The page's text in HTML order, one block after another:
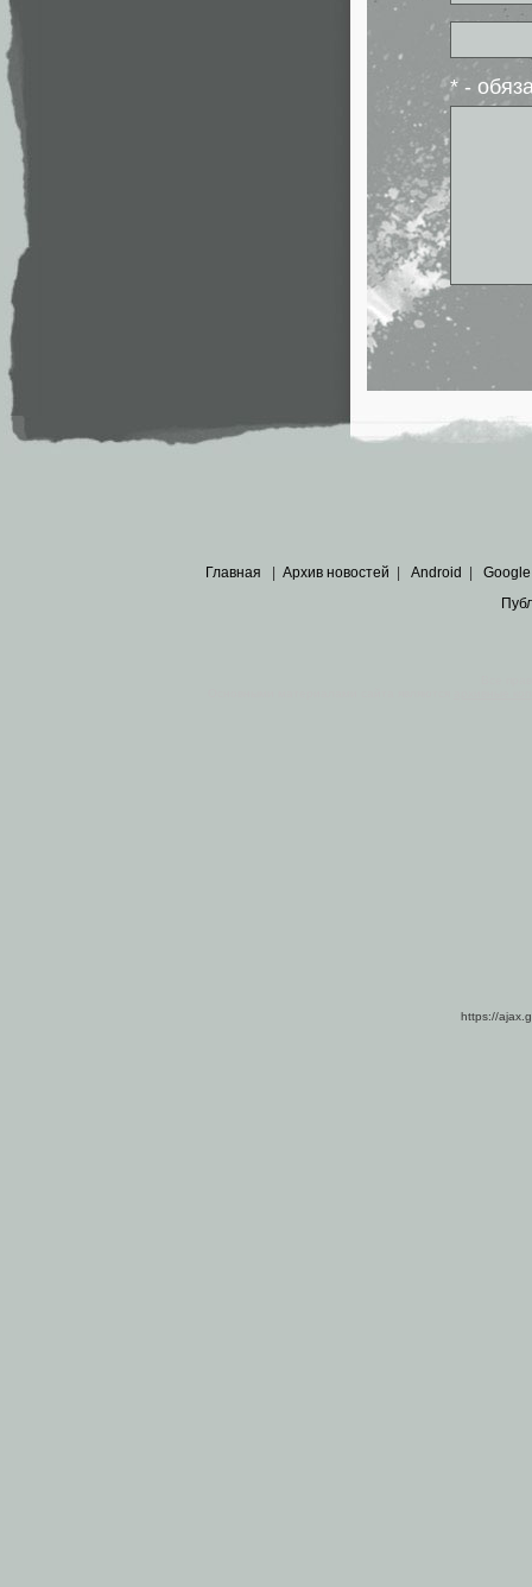
* -
Главная | Архив новостей | Android | Google
https://